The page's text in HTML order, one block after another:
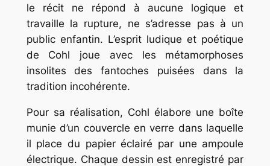
le récit ne répond à aucune logique et
travaille la rupture, ne s’adresse pas à un
public enfantin. L’esprit ludique et poétique
de Cohl joue avec les métamorphoses
insolites des fantoches puisées dans la
tradition incohérente.
Pour sa réalisation, Cohl élabore une boîte
munie d’un couvercle en verre dans laquelle
il place du papier éclairé par une ampoule
électrique. Chaque dessin est enregistré par